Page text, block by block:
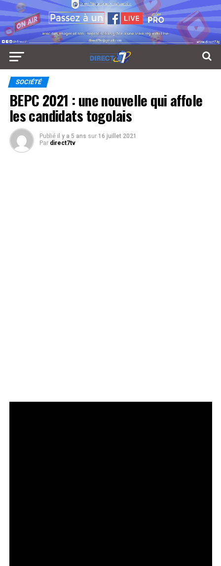
SOCIÉTÉ
BEPC 2021 : une nouvelle qui affole
les candidats togolais
Publié il y a 5 ans sur 16 juillet 2021
Par direct7tv